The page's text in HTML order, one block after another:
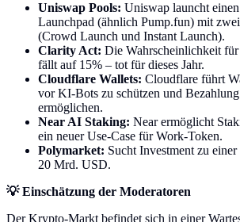
Uniswap Pools: Uniswap launcht
Launchpad (ähnlich Pump.fun) mit
(Crowd Launch und Instant Launch).
Clarity Act: Die Wahrscheinlichkeit
fällt auf 15% – tot für dieses Jahr.
Cloudflare Wallets: Cloudflare führt
vor KI-Bots zu schützen und
ermöglichen.
Near AI Staking: Near ermöglicht
ein neuer Use-Case für Work-Token.
Polymarket: Sucht Investment zu
20 Mrd. USD.
💡 Einschätzung der Moderatoren
Der Krypto-Markt befindet sich in einer